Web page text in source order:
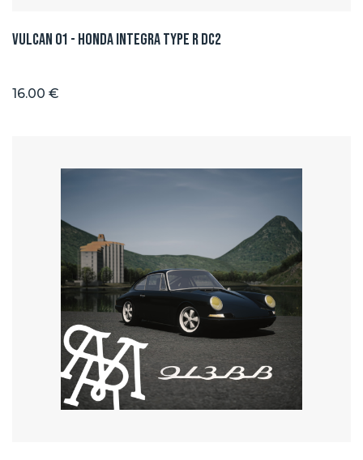
Vulcan 01 - Honda integra type R DC2
16.00 €